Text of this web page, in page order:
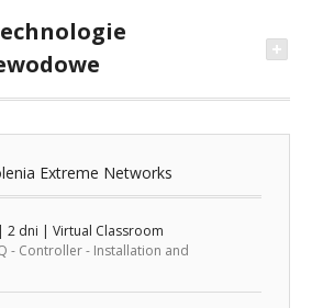
Extreme Networks
| 2 dni | Virtual Classroom
- Controller - Installation and